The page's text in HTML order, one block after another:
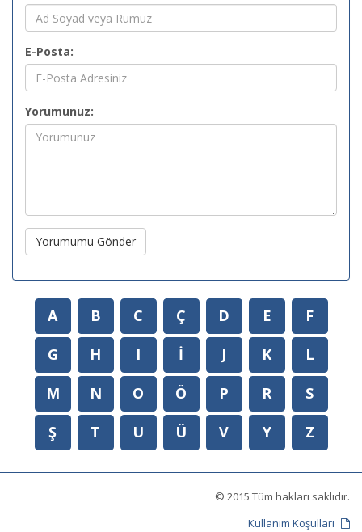
E-Posta:
Yorumunuz:
Yorumumu Gönder
A B C Ç D E
F
G
H I İ J K
L
M
N O Ö P R
S
Ş
T U Ü V Y Z
© 2015 Tüm hakları saklıdır.
Kullanım Koşulları